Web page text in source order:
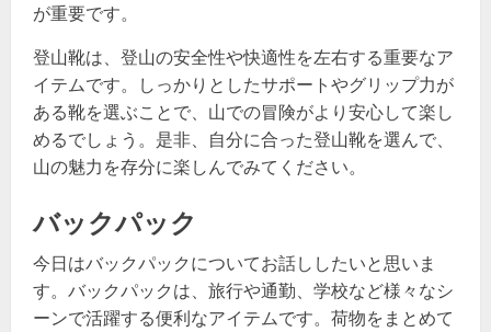
が重要です。
登山靴は、登山の安全性や快適性を左右する重要なア
イテムです。しっかりとしたサポートやグリップ力が
ある靴を選ぶことで、山での冒険がより安心して楽し
めるでしょう。是非、自分に合った登山靴を選んで、
山の魅力を存分に楽しんでみてください。
バックパック
今日はバックパックについてお話ししたいと思いま
す。バックパックは、旅行や通勤、学校など様々なシ
ーンで活躍する便利なアイテムです。荷物をまとめて